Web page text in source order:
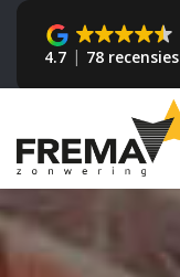
4.7 78 recensies